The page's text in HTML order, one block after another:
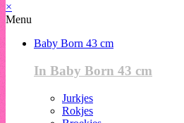
×
Menu
Baby Born 43 cm
In Baby Born 43 cm
Jurkjes
Rokjes